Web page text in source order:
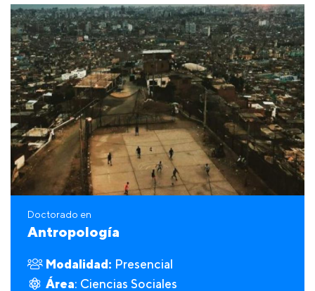
Doctorado en
Antropología
Modalidad: Presencial
Área: Ciencias Sociales